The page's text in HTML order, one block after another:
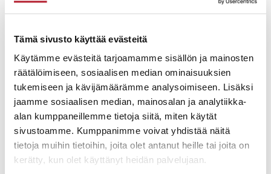
Tämä sivusto käyttää evästeitä
Käytämme evästeitä tarjoamamme sisällön ja mainosten
räätälöimiseen, sosiaalisen median ominaisuuksien
tukemiseen ja kävijämäärämme analysoimiseen. Lisäksi
jaamme sosiaalisen median, mainosalan ja analytiikka-
alan kumppaneillemme tietoja siitä, miten käytät
sivustoamme. Kumppanimme voivat yhdistää näitä
tietoja muihin tietoihin, joita olet antanut heille tai joita on
kerätty, kun olet käyttänyt heidän palvelujaan.
on ollut myös muun muassa Karhulan lasitehtaan
vuotta sitten, mutta ne sopivat hyvin myös tämän